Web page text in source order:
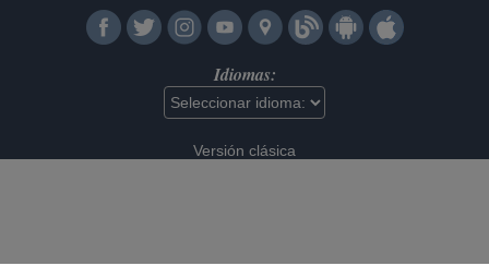
Idiomas:
Versión clásica